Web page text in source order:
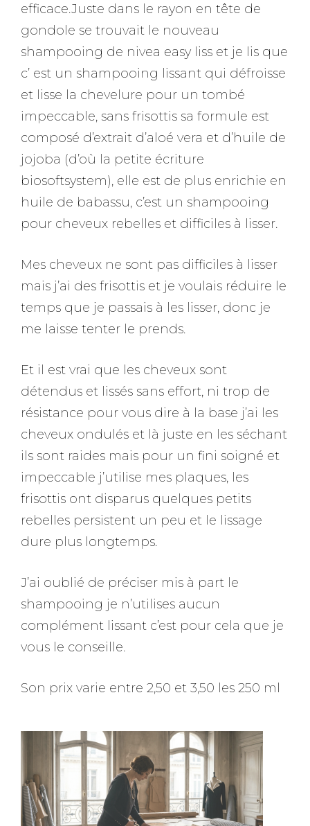
efficace.Juste dans le rayon en tête de
gondole se trouvait le nouveau
shampooing de nivea easy liss et je lis que
c’ est un shampooing lissant qui défroisse
et lisse la chevelure pour un tombé
impeccable, sans frisottis sa formule est
composé d’extrait d’aloé vera et d’huile de
jojoba (d’où la petite écriture
biosoftsystem), elle est de plus enrichie en
huile de babassu, c’est un shampooing
pour cheveux rebelles et difficiles à lisser.
Mes cheveux ne sont pas difficiles à lisser
mais j’ai des frisottis et je voulais réduire le
temps que je passais à les lisser, donc je
me laisse tenter le prends.
Et il est vrai que les cheveux sont
détendus et lissés sans effort, ni trop de
résistance pour vous dire à la base j’ai les
cheveux ondulés et là juste en les séchant
ils sont raides mais pour un fini soigné et
impeccable j’utilise mes plaques, les
frisottis ont disparus quelques petits
rebelles persistent un peu et le lissage
dure plus longtemps.
J’ai oublié de préciser mis à part le
shampooing je n’utilises aucun
complément lissant c’est pour cela que je
vous le conseille.
Son prix varie entre 2,50 et 3,50 les 250 ml